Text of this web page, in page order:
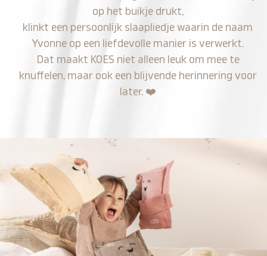
op het buikje drukt,
klinkt een persoonlijk slaapliedje waarin de naam
Yvonne op een liefdevolle manier is verwerkt.
Dat maakt KOES niet alleen leuk om mee te
knuffelen, maar ook een blijvende herinnering voor
later. ❤️